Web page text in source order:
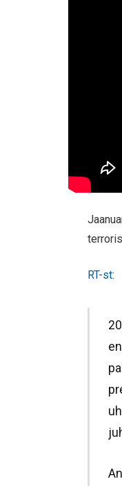
RT-st: